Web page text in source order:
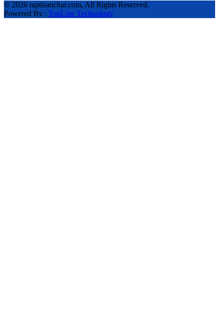
© 2026 raptisanchar.com, All Rights Reserved.
Powered By : TopLine Technology